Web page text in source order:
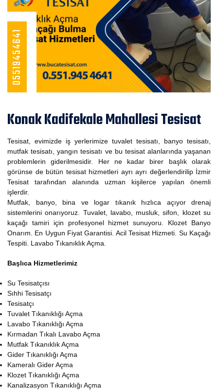
05519454641
Konak Kadifekale Mahallesi Tesisat
Tesisat, evimizde iş yerlerimize tuvalet tesisatı, banyo tesisatı,
mutfak tesisatı, yangın tesisatı ve bu tesisat alanlarında yaşanan
problemlerin giderilmesidir. Her ne kadar birer başlık olarak
görünse de bütün tesisat hizmetleri ayrı ayrı değerlendirilip İzmir
Tesisat tarafından alanında uzman kişilerce yapılan önemli
işlerdir.
Mutfak, banyo, bina ve logar tıkanık hızlıca açıyor drenaj
sistemlerini onarıyoruz. Tuvalet, lavabo, musluk, sifon, klozet su
kaçağı tamiri için profesyonel hizmet sunuyoru. Klozet Banyo
Onarım. En Uygun Fiyat Garantisi. Acil Tesisat Hizmeti. Su Kaçağı
Tespiti. Lavabo Tıkanıklık Açma.
Başlıca Hizmetlerimiz
Su Tesisatçısı
Sıhhi Tesisatçı
Tesisatçı
Tuvalet Tıkanıklığı Açma
Lavabo Tıkanıklığı Açma
Kırmadan Tıkalı Lavabo Açma
Mutfak Tıkanıklık Açma
Gider Tıkanıklığı Açma
Kameralı Gider Açma
Klozet Tıkanıklığı Açma
Kanalizasyon Tıkanıklığı Açma